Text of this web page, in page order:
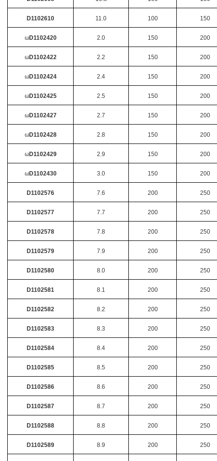
D1102610 11.0 100 150
ωD1102420 2.0 150 200
ωD1102422 2.2 150 200
ωD1102424 2.4 150 200
ωD1102425 2.5 150 200
ωD1102427 2.7 150 200
ωD1102428 2.8 150 200
ωD1102429 2.9 150 200
ωD1102430 3.0 150 200
D1102576 7.6 200 250
D1102577 7.7 200 250
D1102578 7.8 200 250
D1102579 7.9 200 250
D1102580 8.0 200 250
D1102581 8.1 200 250
D1102582 8.2 200 250
D1102583 8.3 200 250
D1102584 8.4 200 250
D1102585 8.5 200 250
D1102586 8.6 200 250
D1102587 8.7 200 250
D1102588 8.8 200 250
D1102589 8.9 200 250